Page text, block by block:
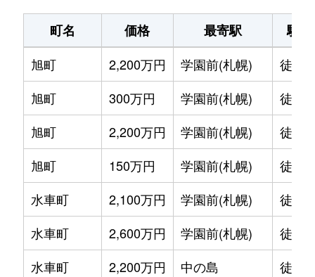
町名 価格 最寄駅
駅
旭町
2,200万円 学園前(札幌)
徒歩
旭町
300万円 学園前(札幌)
徒歩
旭町
2,200万円 学園前(札幌)
徒歩
旭町
150万円 学園前(札幌)
徒歩
水車町
2,100万円 学園前(札幌)
徒歩
水車町
2,600万円 学園前(札幌)
徒歩
水車町
2,200万円 中の島
徒歩